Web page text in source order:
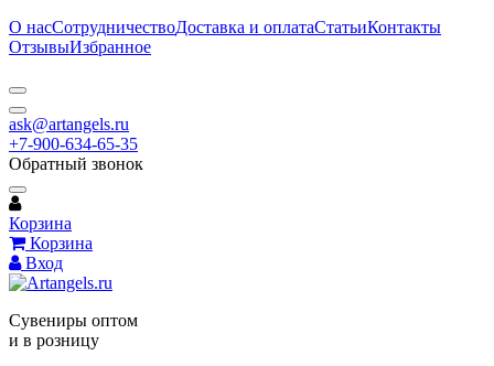
О насСотрудничествоДоставка и оплатаСтатьиКонтакты
ОтзывыИзбранное
ask@artangels.ru
+7-900-634-65-35
Обратный звонок
Корзина
Корзина
Вход
Сувениры оптом
и в розницу